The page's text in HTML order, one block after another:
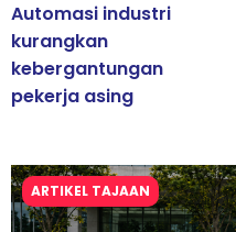
Automasi industri
kurangkan
kebergantungan
pekerja asing
ARTIKEL TAJAAN